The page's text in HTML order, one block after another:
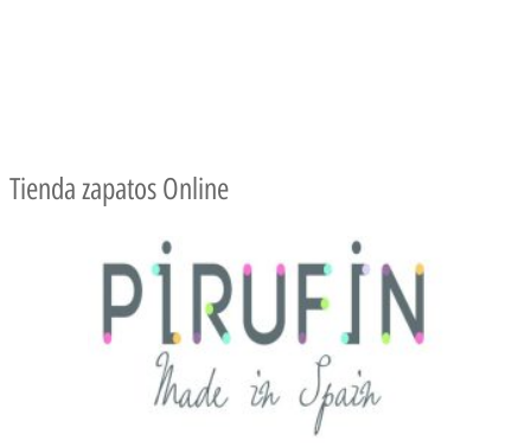
Tienda zapatos Online